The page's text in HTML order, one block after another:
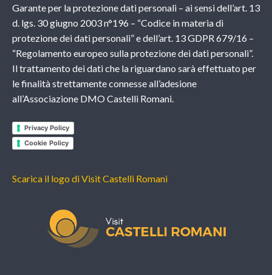
Garante per la protezione dati personali – ai sensi dell’art. 13
d. lgs. 30 giugno 2003 n°196 – “Codice in materia di
protezione dei dati personali” e dell’art. 13 GDPR 679/16 –
“Regolamento europeo sulla protezione dei dati personali”.
Il trattamento dei dati che la riguardano sarà effettuato per
le finalità strettamente connesse all’adesione
all’Associazione DMO Castelli Romani.
Privacy Policy
Cookie Policy
Scarica il logo di Visit Castelli Romani